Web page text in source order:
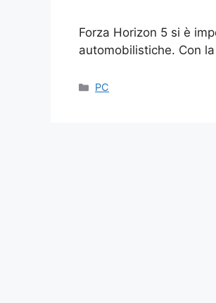
Forza Horizon 5 si è
automobilistiche. Con
Categories
PC